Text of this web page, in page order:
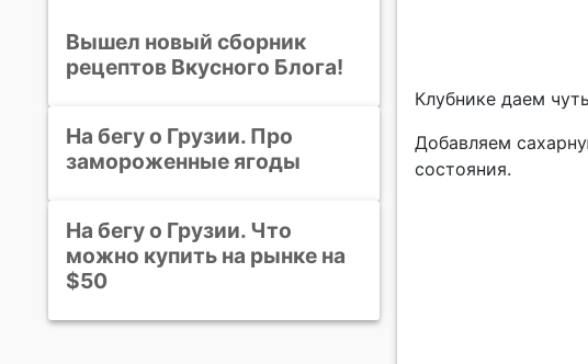
Клубнике даем
Добавляем
состояния.
Вышел новый сборник
рецептов Вкусного Блога!
На бегу о Грузии. Про
замороженные ягоды
На бегу о Грузии. Что
можно купить на рынке на
$50